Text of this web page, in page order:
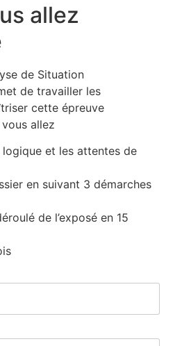
allez
de Situation
de travailler les
cette épreuve
allez
et les attentes de
en suivant 3 démarches
de l’exposé en 15